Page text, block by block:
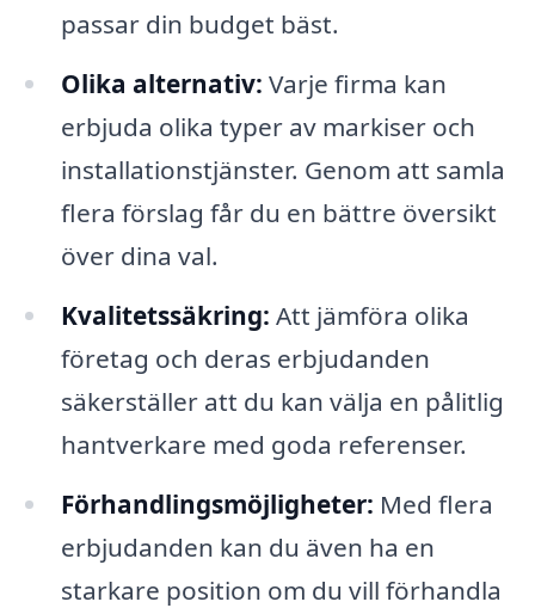
passar din budget bäst.
Olika alternativ: Varje firma kan
erbjuda olika typer av markiser och
installationstjänster. Genom att samla
flera förslag får du en bättre översikt
över dina val.
Kvalitetssäkring: Att jämföra olika
företag och deras erbjudanden
säkerställer att du kan välja en pålitlig
hantverkare med goda referenser.
Förhandlingsmöjligheter: Med flera
erbjudanden kan du även ha en
starkare position om du vill förhandla